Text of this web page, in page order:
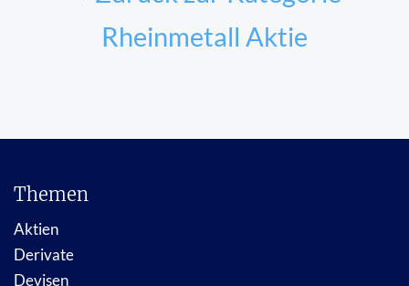
Rheinmetall Aktie
Themen
Aktien
Derivate
Devisen